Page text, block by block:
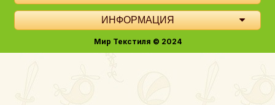
ИНФОРМАЦИЯ
Мир Текстиля © 2024